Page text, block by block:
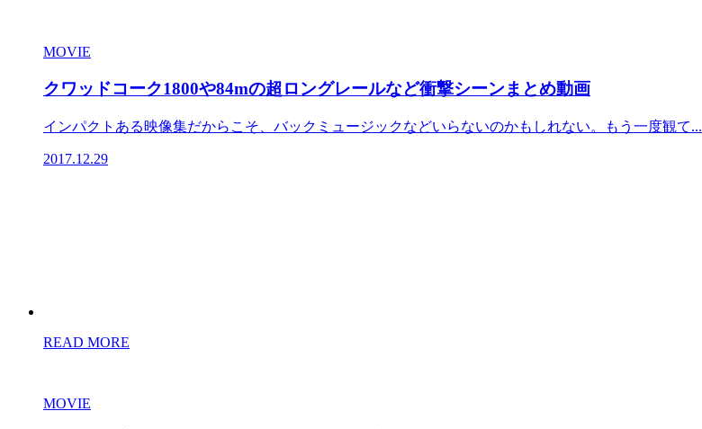
MOVIE
クワッドコーク1800や84mの超ロングレールなど衝撃シーンまとめ動画
インパクトある映像集だからこそ、バックミュージックなどいらないのかもしれない。もう一度観て...
2017.12.29
READ MORE
MOVIE